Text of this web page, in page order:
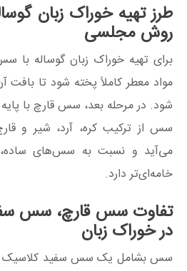
طرز تهیه خوراک زبان
روش مجلسی
برای تهیه خوراک زبان گوساله با سس
مواد معطر کاملاً پخته شود تا بافت
شود. در مرحله بعد، سس قارچ با
سس از ترکیب کره، آرد، شیر و
می‌آید و نسبت به سس‌های
خامه‌ای‌تر دارد.
تفاوت سس قارچ، سس
در خوراک زبان
سس بشامل یک سس سفید کلاسیک